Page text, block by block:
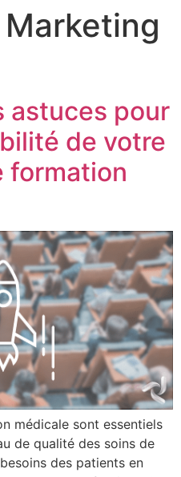
Marketing
astuces pour
de votre
formation
médicale sont essentiels
de qualité des soins de
des patients en